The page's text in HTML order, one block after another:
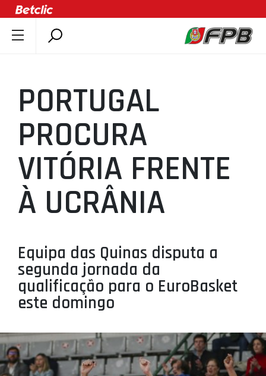
ÚLTIMAS
COMPETIÇÕES
ASSOCIAÇÕES
CLUBES
AGENTES
AGENDA
MINIBASQUETE
ÁREA TÉCNICA
PROJETOS
LIGA BETCLIC MASCULINA
LIGA BETCLIC FEMININA
PORTUGAL
PROCURA
VITÓRIA FRENTE
À UCRÂNIA
Equipa das Quinas disputa a
segunda jornada da
qualificação para o EuroBasket
este domingo